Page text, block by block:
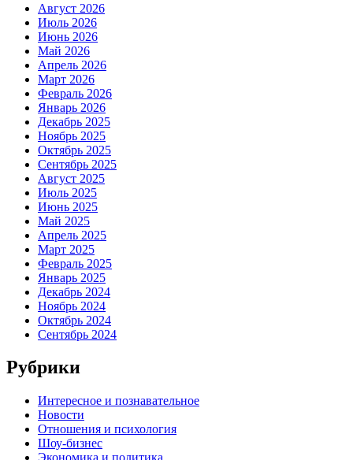
Август 2026
Июль 2026
Июнь 2026
Май 2026
Апрель 2026
Март 2026
Февраль 2026
Январь 2026
Декабрь 2025
Ноябрь 2025
Октябрь 2025
Сентябрь 2025
Август 2025
Июль 2025
Июнь 2025
Май 2025
Апрель 2025
Март 2025
Февраль 2025
Январь 2025
Декабрь 2024
Ноябрь 2024
Октябрь 2024
Сентябрь 2024
Рубрики
Интересное и познавательное
Новости
Отношения и психология
Шоу-бизнес